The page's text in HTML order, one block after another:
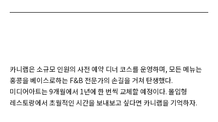
카니랩은 소규모 인원의 사전 예약 디너 코스를 운영하며, 모든 메뉴는
홍콩을 베이스로하는 F&B 전문가의 손길을 거쳐 탄생했다.
미디어아트는 9개월에서 1년에 한 번씩 교체할 예정이다. 몰입형
레스토랑에서 초월적인 시간을 보내보고 싶다면 카니랩을 기억하자.